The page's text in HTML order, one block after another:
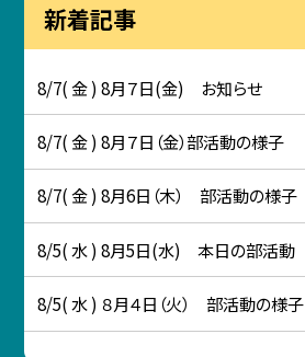
新着記事
8/7( 金 ) 8月７日(金) お知らせ
8/7( 金 ) 8月７日（金）部活動の様子
8/7( 金 ) 8月6日（木） 部活動の様子
8/5( 水 ) 8月5日(水) 本日の部活動
8/5( 水 ) ８月４日（火） 部活動の様子